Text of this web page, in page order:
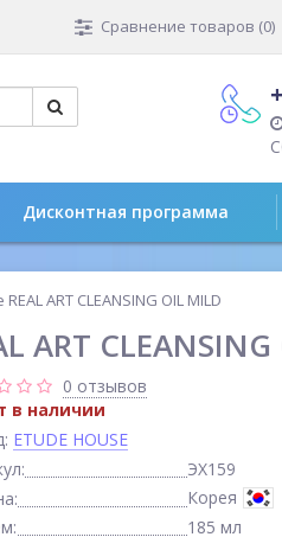
Сравнение товаров (0)
Дисконтная программа
ART CLEANSING OIL MILD
ART CLEANSING
0 отзывов
в наличии
ETUDE HOUSE
ЭХ159
Корея
185 мл